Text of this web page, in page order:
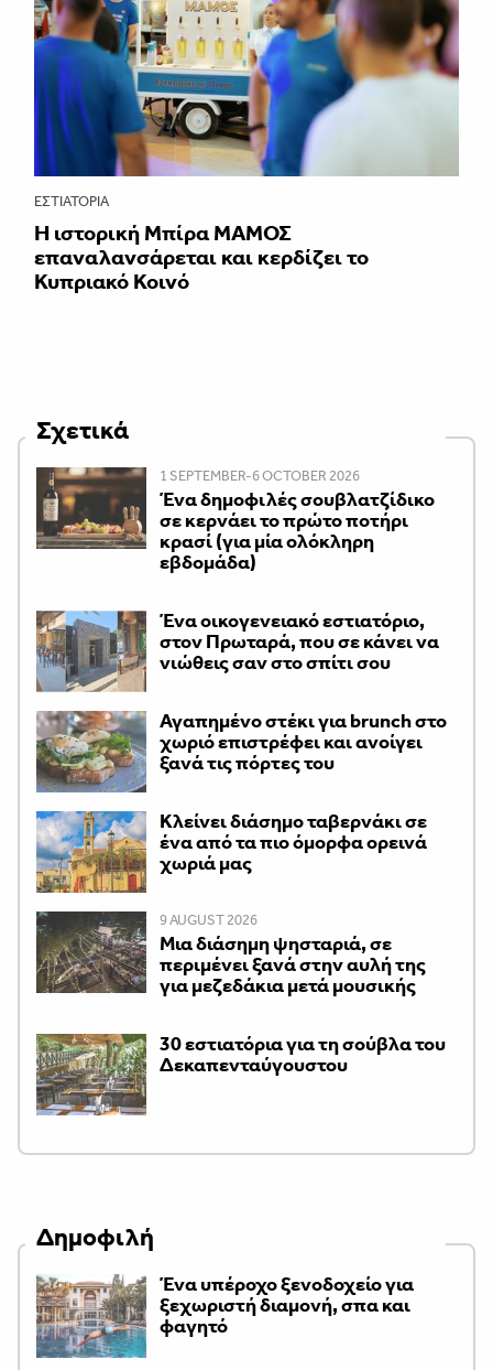
ΕΣΤΙΑΤΌΡΙΑ
Η ιστορική Μπίρα ΜΑΜΟΣ
επαναλανσάρεται και κερδίζει το
Κυπριακό Κοινό
Σχετικά
1 SEPTEMBER-6 OCTOBER 2026
Ένα δημοφιλές σουβλατζίδικο
σε κερνάει το πρώτο ποτήρι
κρασί (για μία ολόκληρη
εβδομάδα)
Ένα οικογενειακό εστιατόριο,
στον Πρωταρά, που σε κάνει να
νιώθεις σαν στο σπίτι σου
Αγαπημένο στέκι για brunch στο
χωριό επιστρέφει και ανοίγει
ξανά τις πόρτες του
Κλείνει διάσημο ταβερνάκι σε
ένα από τα πιο όμορφα ορεινά
χωριά μας
9 AUGUST 2026
Μια διάσημη ψησταριά, σε
περιμένει ξανά στην αυλή της
για μεζεδάκια μετά μουσικής
30 εστιατόρια για τη σούβλα του
Δεκαπενταύγουστου
Δημοφιλή
Ένα υπέροχο ξενοδοχείο για
ξεχωριστή διαμονή, σπα και
φαγητό